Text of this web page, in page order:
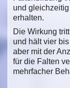
und
erhalten.
Die Wirkung
und hält vier
aber mit der
für die Falten
mehrfacher